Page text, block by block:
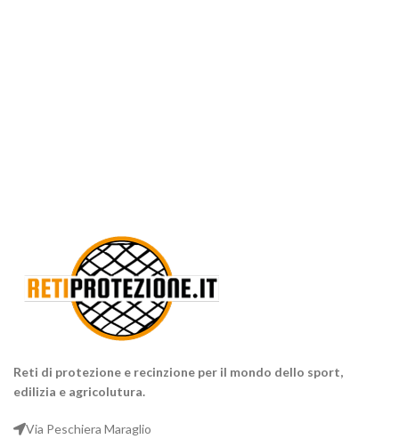
Reti di protezione e recinzione per il mondo dello sport,
edilizia e agricolutura.
Via Peschiera Maraglio